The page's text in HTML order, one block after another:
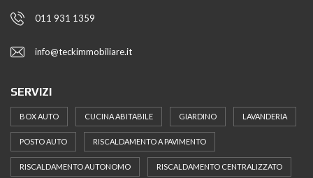
011 931 1359
info@teckimmobiliare.it
SERVIZI
BOX AUTO CUCINA ABITABILE GIARDINO LAVANDERIA
POSTO AUTO RISCALDAMENTO A PAVIMENTO
RISCALDAMENTO AUTONOMO RISCALDAMENTO CENTRALIZZATO